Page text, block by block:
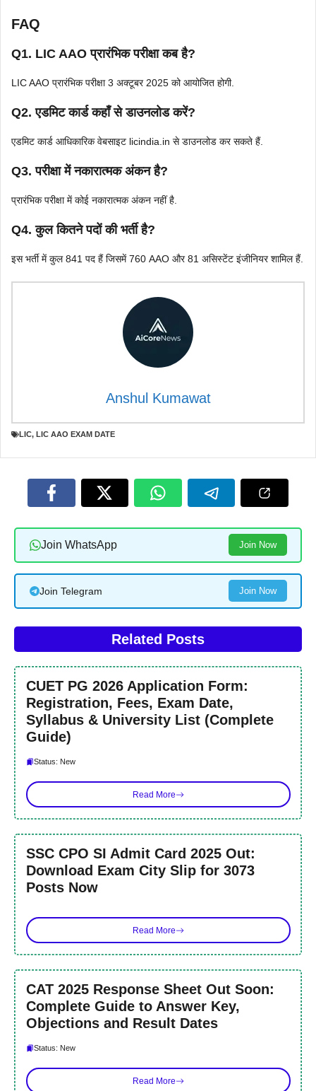
FAQ
Q1. LIC AAO प्रारंभिक परीक्षा कब है?
LIC AAO प्रारंभिक परीक्षा 3 अक्टूबर 2025 को आयोजित होगी.
Q2. एडमिट कार्ड कहाँ से डाउनलोड करें?
एडमिट कार्ड आधिकारिक वेबसाइट licindia.in से डाउनलोड कर सकते हैं.
Q3. परीक्षा में नकारात्मक अंकन है?
प्रारंभिक परीक्षा में कोई नकारात्मक अंकन नहीं है.
Q4. कुल कितने पदों की भर्ती है?
इस भर्ती में कुल 841 पद हैं जिसमें 760 AAO और 81 असिस्टेंट इंजीनियर शामिल हैं.
Anshul Kumawat
LIC, LIC AAO EXAM DATE
Join WhatsApp Join Now
Join Telegram Join Now
Related Posts
CUET PG 2026 Application Form:
Registration, Fees, Exam Date,
Syllabus & University List (Complete
Guide)
Status: New
Read More
SSC CPO SI Admit Card 2025 Out:
Download Exam City Slip for 3073
Posts Now
Read More
CAT 2025 Response Sheet Out Soon:
Complete Guide to Answer Key,
Objections and Result Dates
Status: New
Read More